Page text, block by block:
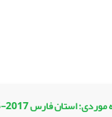
استان فارس 2017-1986